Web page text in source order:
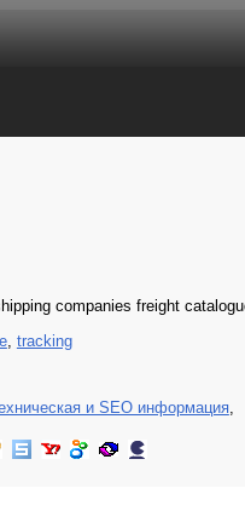
companies freight
, tracking
и SEO информация,